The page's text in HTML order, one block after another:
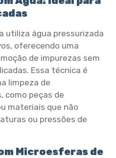
utiliza água pressurizada
oferecendo uma
de impurezas sem
Essa técnica é
limpeza de
como peças de
materiais que não
ou pressões de
Microesferas de